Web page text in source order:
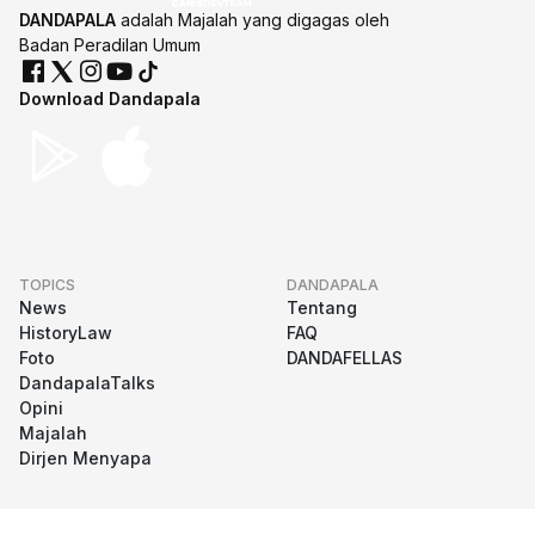
DANDAPALA adalah Majalah yang digagas oleh
Badan Peradilan Umum
Download Dandapala
TOPICS
News
HistoryLaw
Foto
DandapalaTalks
Opini
Majalah
Dirjen Menyapa
DANDAPALA
Tentang
FAQ
DANDAFELLAS